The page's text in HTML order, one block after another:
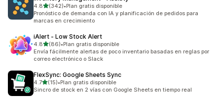
4.8de 5 estrellas
(342)
342 reseñas en total
•Plan gratis disponible
Pronóstico de demanda con IA y planificación de pedidos para
marcas en crecimiento
iAlert ‑ Low Stock Alert
4.8de 5 estrellas
(86)
86 reseñas en total
•Plan gratis disponible
Envía fácilmente alertas de poco inventario basadas en reglas por
correo electrónico o Slack
FlexSync: Google Sheets Sync
4.7de 5 estrellas
(15)
15 reseñas en total
•Plan gratis disponible
Sincro de stock en 2 vías con Google Sheets en tiempo real